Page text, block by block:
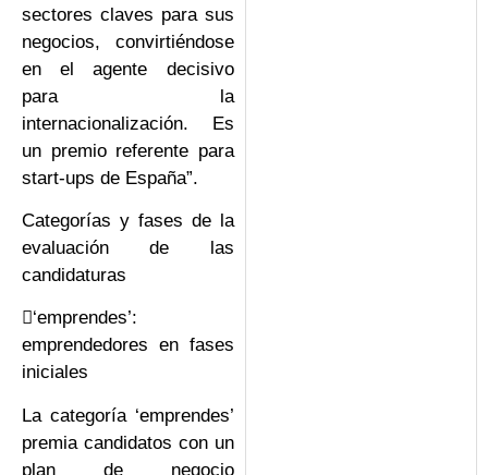
sectores claves para sus
negocios, convirtiéndose
en el agente decisivo
para la
internacionalización. Es
un premio referente para
start-ups de España”.
Categorías y fases de la
evaluación de las
candidaturas
‘emprendes’:
emprendedores en fases
iniciales
La categoría ‘emprendes’
premia candidatos con un
plan de negocio